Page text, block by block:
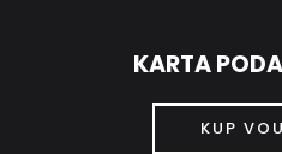
KARTA
KUP